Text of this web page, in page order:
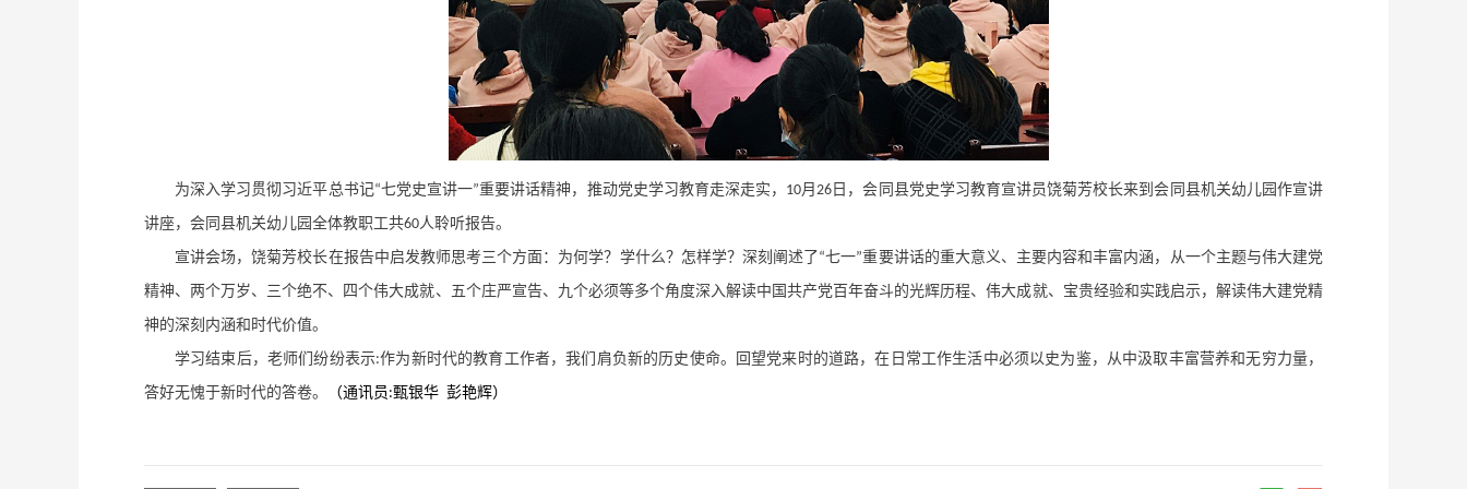
为深入学习贯彻习近平总书记“七党史宣讲一”重要讲话精神，推动党史学习教育走深走实， 10月26 日，会同县党史学习教育宣讲员饶菊芳校长来到会同县机关幼儿园作宣讲
讲座，会同县机关幼儿园全体教职工共60人聆听报告。
宣讲会场，饶菊芳校长在报告中启发教师思考三个方面：为何学？学什么？怎样学？深刻阐述了 “七一”重要讲话的重大意义、主要内容和丰富内涵，从一个主题与伟大建党
精神、两个万岁、三个绝不、四个伟大成就、五个庄严宣告、九个必须等多个角度深入解读中国共产党百年奋斗的光辉历程、伟大成就、宝贵经验和实践启示，解读伟大建党精
神的深刻内涵和时代价值。
学习结束后，老师们纷纷表示:作为新时代的教育工作者，我们肩负新的历史使命。回望党来时的道路，在日常工作生活中必须以史为鉴，从中汲取丰富营养和无穷力量，
答好无愧于新时代的答卷。 （通讯员 :甄银华 彭艳辉）